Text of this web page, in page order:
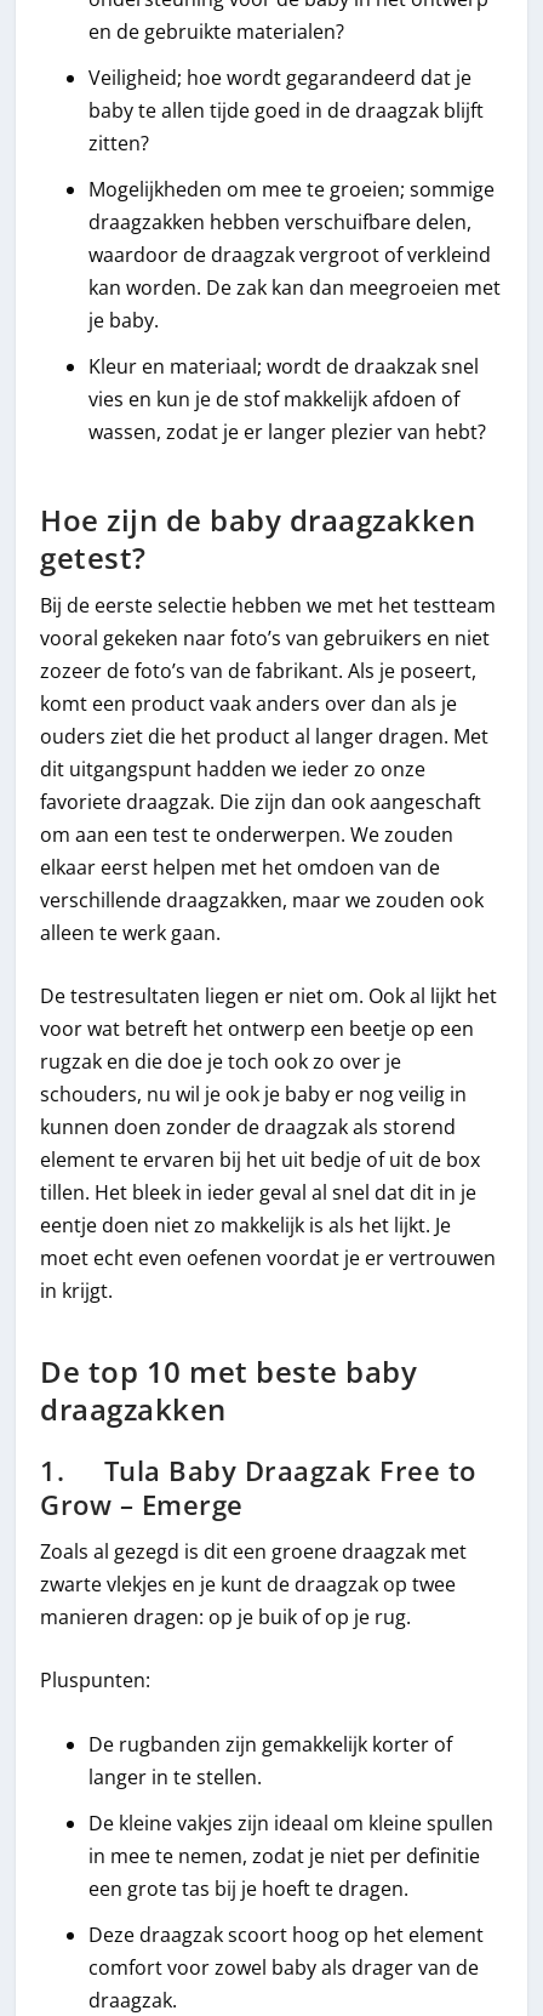
en de gebruikte materialen?
Veiligheid; hoe wordt gegarandeerd dat je
baby te allen tijde goed in de draagzak blijft
zitten?
Mogelijkheden om mee te groeien; sommige
draagzakken hebben verschuifbare delen,
waardoor de draagzak vergroot of verkleind
kan worden. De zak kan dan meegroeien met
je baby.
Kleur en materiaal; wordt de draakzak snel
vies en kun je de stof makkelijk afdoen of
wassen, zodat je er langer plezier van hebt?
Hoe zijn de baby draagzakken
getest?
Bij de eerste selectie hebben we met het testteam
vooral gekeken naar foto’s van gebruikers en niet
zozeer de foto’s van de fabrikant. Als je poseert,
komt een product vaak anders over dan als je
ouders ziet die het product al langer dragen. Met
dit uitgangspunt hadden we ieder zo onze
favoriete draagzak. Die zijn dan ook aangeschaft
om aan een test te onderwerpen. We zouden
elkaar eerst helpen met het omdoen van de
verschillende draagzakken, maar we zouden ook
alleen te werk gaan.
De testresultaten liegen er niet om. Ook al lijkt het
voor wat betreft het ontwerp een beetje op een
rugzak en die doe je toch ook zo over je
schouders, nu wil je ook je baby er nog veilig in
kunnen doen zonder de draagzak als storend
element te ervaren bij het uit bedje of uit de box
tillen. Het bleek in ieder geval al snel dat dit in je
eentje doen niet zo makkelijk is als het lijkt. Je
moet echt even oefenen voordat je er vertrouwen
in krijgt.
De top 10 met beste baby
draagzakken
1. Tula Baby Draagzak Free to
Grow – Emerge
Zoals al gezegd is dit een groene draagzak met
zwarte vlekjes en je kunt de draagzak op twee
manieren dragen: op je buik of op je rug.
Pluspunten:
De rugbanden zijn gemakkelijk korter of
langer in te stellen.
De kleine vakjes zijn ideaal om kleine spullen
in mee te nemen, zodat je niet per definitie
een grote tas bij je hoeft te dragen.
Deze draagzak scoort hoog op het element
comfort voor zowel baby als drager van de
draagzak.